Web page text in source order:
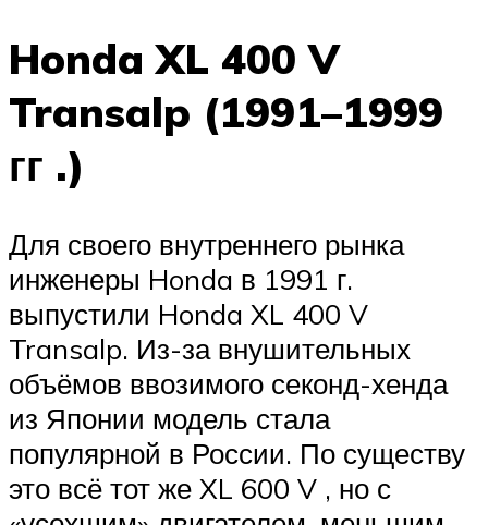
Honda XL 400 V
Transalp (1991–1999
гг .)
Для своего внутреннего рынка
инженеры Honda в 1991 г.
выпустили Honda XL 400 V
Transalp. Из-за внушительных
объёмов ввозимого секонд-хенда
из Японии модель стала
популярной в России. По существу
это всё тот же XL 600 V , но с